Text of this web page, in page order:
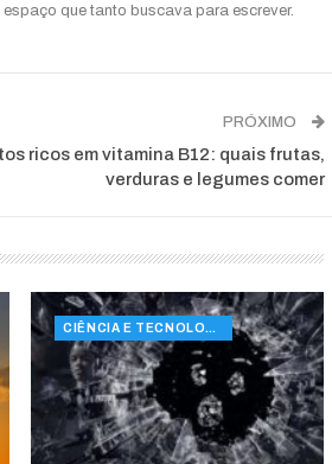
que tanto buscava para escrever.
PRÓXIMO
ricos em vitamina B12: quais frutas,
verduras e legumes comer
CIÊNCIA E TECNOLOGIA